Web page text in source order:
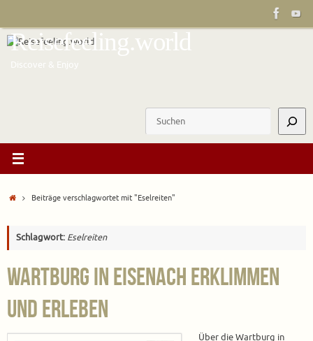
springen
Reisefeeling.world
Discover & Enjoy
StartBeiträge verschlagwortet mit "Eselreiten"
Schlagwort: Eselreiten
Wartburg in Eisenach erklimmen
und erleben
Über die Wartburg in